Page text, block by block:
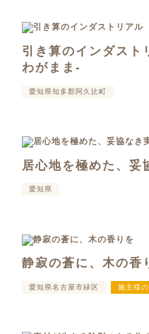
引き算のインダス
わがまま-
愛知県知多郡阿久比町
居心地を極めた、妥
愛知県
静寂の蒼に、木の香
愛知県名古屋市緑区 施主様